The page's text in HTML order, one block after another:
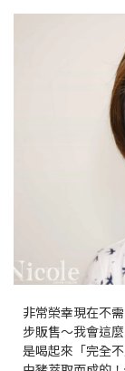
非常榮幸現在不
步販售～我會這
是喝起來「完全